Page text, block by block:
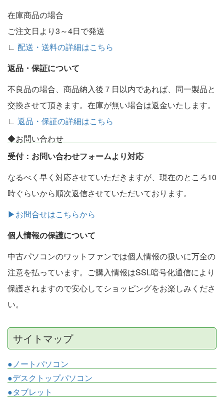
在庫商品の場合
ご注文日より3～4日で発送
∟ 配送・送料の詳細はこちら
返品・保証について
不良品の場合、商品納入後７日以内であれば、同一製品と
交換させて頂きます。在庫が無い場合は返金いたします。
∟ 返品・保証の詳細はこちら
◆お問い合わせ
受付：お問い合わせフォームより対応
なるべく早く対応させていただきますが、現在のところ10
時ぐらいから順次返信させていただいております。
▶お問合せはこちらから
個人情報の保護について
中古パソコンのワットファンでは個人情報の扱いに万全の
注意を払っています。ご購入情報はSSL暗号化通信により
保護されますので安心してショッピングをお楽しみくださ
い。
サイトマップ
●ノートパソコン
●デスクトップパソコン
●タブレット